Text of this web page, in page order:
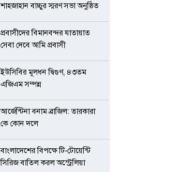
শাহজাহান বাচ্চুর স্মরণ সভা অনুষ্ঠিত
প্রবাসীদের বিমানবন্দর যাতায়াত
সেবা দেবে আমি প্রবাসী
ইউসিবির মূলধন দ্বিগুণ, ৪৩তম
এজিএম সম্পন্ন
আর্জেন্টিনা বনাম ব্রাজিল: তারকারা
কে কোন দলে
বাংলাদেশের বিপক্ষে টি-টোয়েন্টি
সিরিজ বাতিল করল অস্ট্রেলিয়া